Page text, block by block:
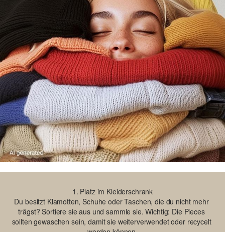
Du besitzt Klamotten, Schuhe oder Taschen, die du nicht mehr
trägst? Sortiere sie aus und sammle sie. Wichtig: Die Pieces
sollten gewaschen sein, damit sie weiterverwendet oder recycelt